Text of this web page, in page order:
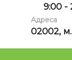
9:00 -
Адреса
02002,